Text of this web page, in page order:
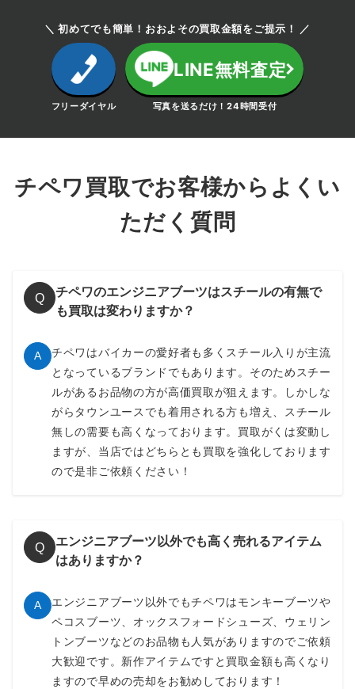
＼ 初めてでも簡単！おおよその買取金額をご提示！ ／
フリーダイヤル
LINE無料査定
写真を送るだけ！24時間受付
チペワ買取でお客様からよくい
ただく質問
Q
チペワのエンジニアブーツはスチールの有無で
も買取は変わりますか？
A
チペワはバイカーの愛好者も多くスチール入りが主流
となっているブランドでもあります。そのためスチー
ルがあるお品物の方が高価買取が狙えます。しかしな
がらタウンユースでも着用される方も増え、スチール
無しの需要も高くなっております。買取がくは変動し
ますが、当店ではどちらとも買取を強化しております
ので是非ご依頼ください！
Q
エンジニアブーツ以外でも高く売れるアイテム
はありますか？
A
エンジニアブーツ以外でもチペワはモンキーブーツや
ペコスブーツ、オックスフォードシューズ、ウェリン
トンブーツなどのお品物も人気がありますのでご依頼
大歓迎です。新作アイテムですと買取金額も高くなり
ますので早めの売却をお勧めしております！